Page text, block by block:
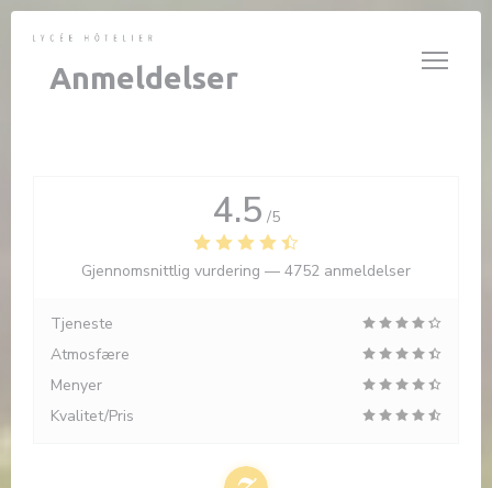
Panel for informasjonskapsler
Anmeldelser
4.5 /5
Gjennomsnittlig vurdering — 4752 anmeldelser
Tjeneste
Atmosfære
Menyer
Kvalitet/Pris